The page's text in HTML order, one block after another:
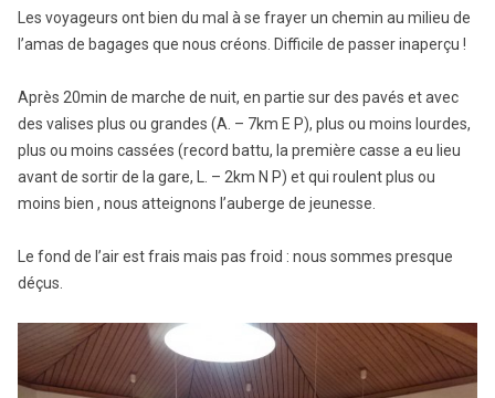
Les voyageurs ont bien du mal à se frayer un chemin au milieu de
l’amas de bagages que nous créons. Difficile de passer inaperçu !
Après 20min de marche de nuit, en partie sur des pavés et avec
des valises plus ou grandes (A. – 7km E P), plus ou moins lourdes,
plus ou moins cassées (record battu, la première casse a eu lieu
avant de sortir de la gare, L. – 2km N P) et qui roulent plus ou
moins bien , nous atteignons l’auberge de jeunesse.
Le fond de l’air est frais mais pas froid : nous sommes presque
déçus.